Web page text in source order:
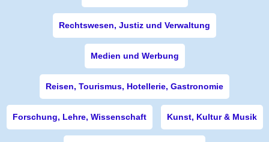
Rechtswesen, Justiz und Verwaltung
Medien und Werbung
Reisen, Tourismus, Hotellerie, Gastronomie
Forschung, Lehre, Wissenschaft Kunst, Kultur & Musik